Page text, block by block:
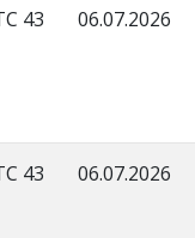
43 06.07.2026
43 06.07.2026